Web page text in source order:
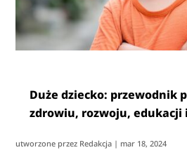
Duże dziecko: przewodnik
zdrowiu, rozwoju, edukacji
utworzone przez Redakcja | mar 18, 2024